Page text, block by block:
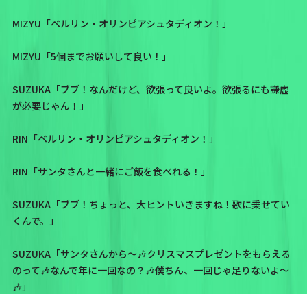
MIZYU「ベルリン・オリンピアシュタディオン！」
MIZYU「5個までお願いして良い！」
SUZUKA「ブブ！なんだけど、欲張って良いよ。欲張るにも謙虚
が必要じゃん！」
RIN「ベルリン・オリンピアシュタディオン！」
RIN「サンタさんと一緒にご飯を食べれる！」
SUZUKA「ブブ！ちょっと、大ヒントいきますね！歌に乗せてい
くんで。」
SUZUKA「サンタさんから〜🎶クリスマスプレゼントをもらえる
のって🎶なんで年に一回なの？🎶僕ちん、一回じゃ足りないよ〜
🎶」